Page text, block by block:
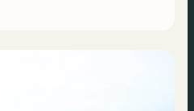
ce réellement l’idéal ?